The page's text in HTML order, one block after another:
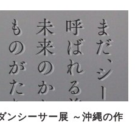
シーサー展 ～沖縄の作